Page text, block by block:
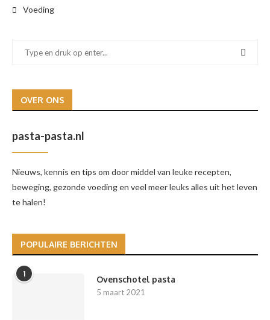
Voeding
OVER ONS
pasta-pasta.nl
Nieuws, kennis en tips om door middel van leuke recepten,
beweging, gezonde voeding en veel meer leuks alles uit het leven
te halen!
POPULAIRE BERICHTEN
1
Ovenschotel pasta
5 maart 2021